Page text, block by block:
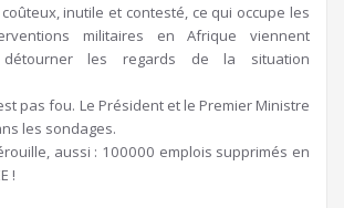
inutile et contesté, ce qui occupe les
militaires en Afrique viennent
détourner les regards de la situation
pas fou. Le Président et le Premier Ministre
les sondages.
aussi : 100000 emplois supprimés en
!